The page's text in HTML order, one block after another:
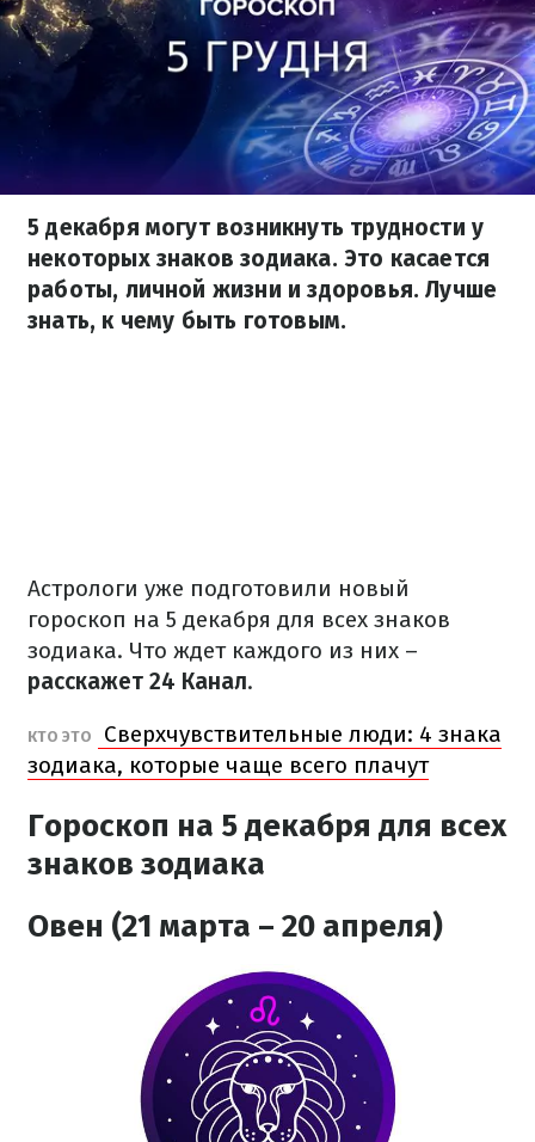
5 декабря могут возникнуть трудности у
некоторых знаков зодиака. Это касается
работы, личной жизни и здоровья. Лучше
знать, к чему быть готовым.
Астрологи уже подготовили новый
гороскоп на 5 декабря для всех знаков
зодиака. Что ждет каждого из них –
расскажет 24 Канал.
КТО ЭТО
Сверхчувствительные люди: 4 знака
зодиака, которые чаще всего плачут
Гороскоп на 5 декабря для всех
знаков зодиака
Овен (21 марта – 20 апреля)